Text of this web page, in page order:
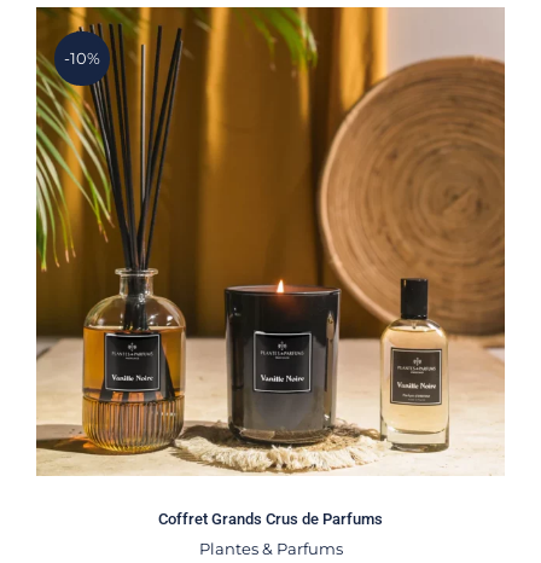
-10%
Coffret Grands Crus de Parfums
Plantes & Parfums